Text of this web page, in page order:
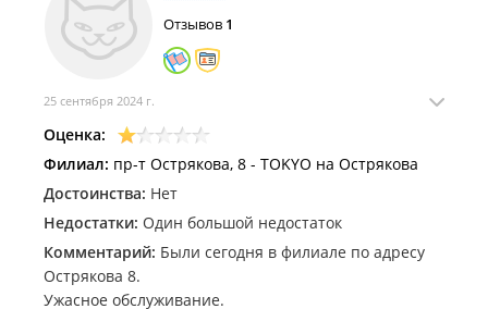
Отзывов 1
25 сентября 2024 г.
Оценка:
Филиал: пр-т Острякова, 8 - TOKYO на Острякова
Достоинства: Нет
Недостатки: Один большой недостаток
Комментарий: Были сегодня в филиале по адресу
Острякова 8.
Ужасное обслуживание.